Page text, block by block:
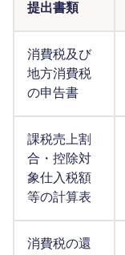
提出書類
消費税及び
地方消費税
の申告書
課税売上割
合・控除対
象仕入税額
等の計算表
消費税の還